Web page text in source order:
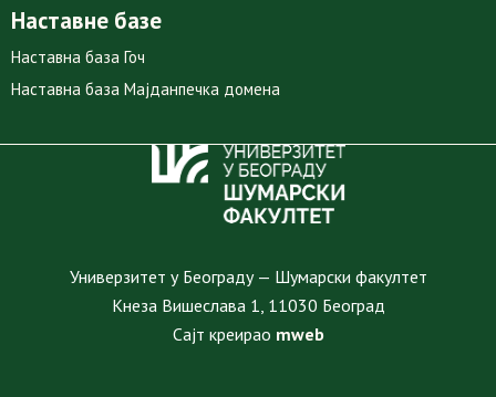
Наставне базе
Наставна база Гоч
Наставна база Мајданпечка домена
Универзитет у Београду — Шумарски факултет
Кнеза Вишеслава 1, 11030 Београд
Сајт креирао mweb